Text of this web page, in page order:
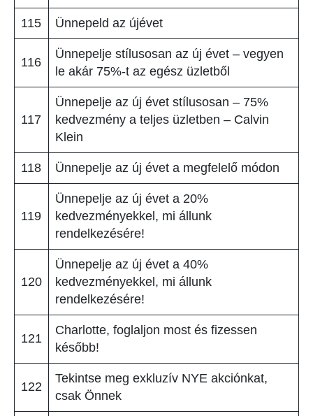
115 Ünnepeld az újévet
116
Ünnepelje stílusosan az új évet – vegyen
le akár 75%-t az egész üzletből
117
Ünnepelje az új évet stílusosan – 75%
kedvezmény a teljes üzletben – Calvin
Klein
118 Ünnepelje az új évet a megfelelő módon
119
Ünnepelje az új évet a 20%
kedvezményekkel, mi állunk
rendelkezésére!
120
Ünnepelje az új évet a 40%
kedvezményekkel, mi állunk
rendelkezésére!
121
Charlotte, foglaljon most és fizessen
később!
122
Tekintse meg exkluzív NYE akciónkat,
csak Önnek